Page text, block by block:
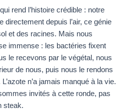
rend l’histoire crédible : notre
depuis l’air, ce génie
et des racines. Mais nous
immense : les bactéries fixent
le recevons par le végétal, nous
de nous, puis nous le rendons
n’a jamais manqué à la vie.
invités à cette ronde, pas
steak.